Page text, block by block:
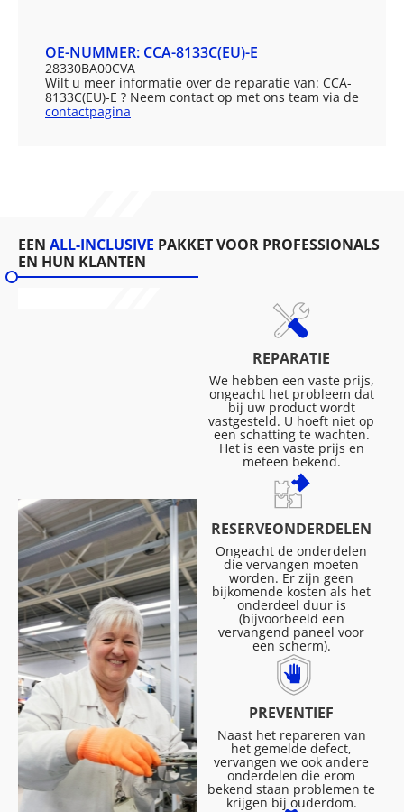
OE-NUMMER: CCA-8133C(EU)-E
28330BA00CVA
Wilt u meer informatie over de reparatie van: CCA-
8133C(EU)-E ? Neem contact op met ons team via de
contactpagina
EEN ALL-INCLUSIVE PAKKET VOOR PROFESSIONALS
EN HUN KLANTEN
REPARATIE
We hebben een vaste prijs,
ongeacht het probleem dat
bij uw product wordt
vastgesteld. U hoeft niet op
een schatting te wachten.
Het is een vaste prijs en
meteen bekend.
RESERVEONDERDELEN
Ongeacht de onderdelen
die vervangen moeten
worden. Er zijn geen
bijkomende kosten als het
onderdeel duur is
(bijvoorbeeld een
vervangend paneel voor
een scherm).
PREVENTIEF
Naast het repareren van
het gemelde defect,
vervangen we ook andere
onderdelen die erom
bekend staan problemen te
krijgen bij ouderdom.